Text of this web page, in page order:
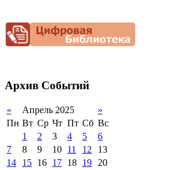
Снижение
документационной
нагрузки
Архив Событий
« Апрель 2025
»
Пн Вт Ср Чт Пт Сб Вс
1
2 3 4 5
6
7
8 9 10 11 12
13
14
15 16 17 18 19 20